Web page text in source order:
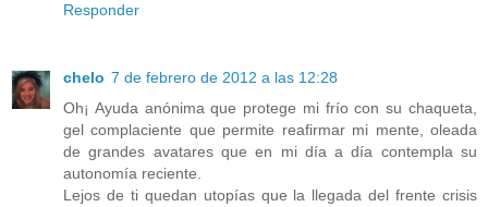
Responder
chelo 7 de febrero de 2012 a las 12:28
Oh¡ Ayuda anónima que protege mi frío con su chaqueta,
gel complaciente que permite reafirmar mi mente, oleada
de grandes avatares que en mi día a día contempla su
autonomía reciente.
Lejos de ti quedan utopías que la llegada del frente crisis